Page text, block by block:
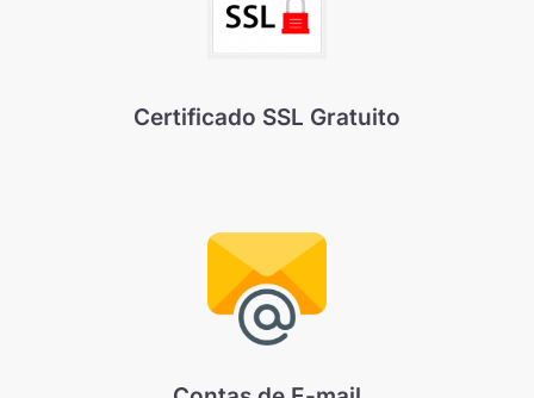
Certificado SSL Gratuito